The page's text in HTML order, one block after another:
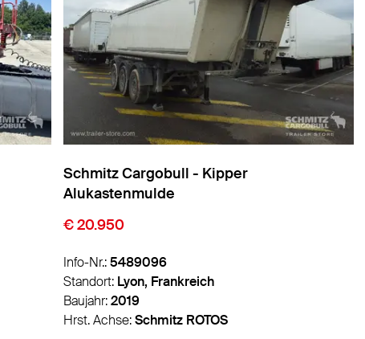
Schmitz Cargobull - Kipper
Alukastenmulde
€ 20.950
Info-Nr.:5489096
Standort: Lyon, Frankreich
Baujahr:2019
Hrst. Achse:Schmitz ROTOS